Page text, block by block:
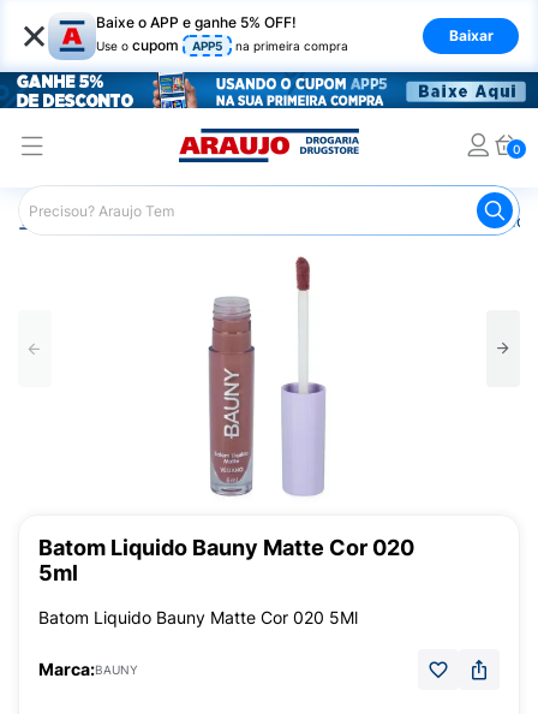
× Baixe o APP e ganhe 5% OFF!
Use o cupom APP5 na primeira compra
Baixar
0
Araujo Maquiagem Batom
Batom Liquido Bauny Matte Cor 020
5ml
Batom Liquido Bauny Matte Cor 020 5Ml
Marca:BAUNY